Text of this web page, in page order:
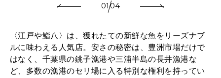
0104
〈江戸や鮨八〉は、獲れたての新鮮な魚をリーズナブ
ルに味わえる人気店。安さの秘密は、豊洲市場だけで
はなく、千葉県の銚子漁港や三浦半島の長井漁港な
ど、多数の漁港のセリ場に入る特別な権利を持ってい